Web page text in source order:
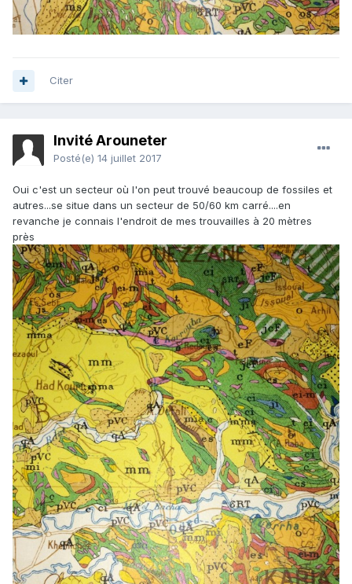
Citer
Invité Arouneter
Posté(e) 14 juillet 2017
Oui c'est un secteur où l'on peut trouvé beaucoup de fossiles et
autres...se situe dans un secteur de 50/60 km carré....en
revanche je connais l'endroit de mes trouvailles à 20 mètres
près